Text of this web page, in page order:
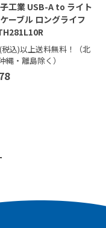
工業 USB-A to ライト
ーブル ロングライフ
込)以上送料無料！（北
縄・離島除く）